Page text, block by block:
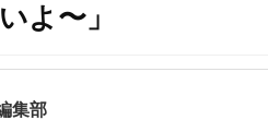
よ〜」
集部